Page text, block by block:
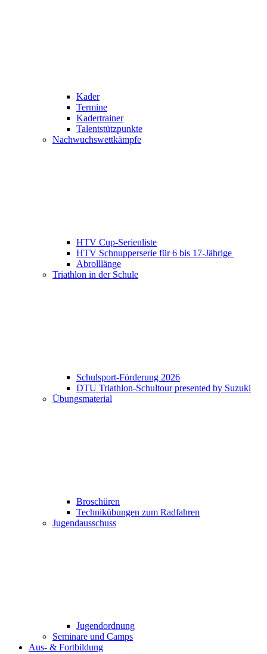
Kader
Termine
Kadertrainer
Talentstützpunkte
Nachwuchswettkämpfe
HTV Cup-Serienliste
HTV Schnupperserie für 6 bis 17-Jährige
Abrolllänge
Triathlon in der Schule
Schulsport-Förderung 2026
DTU Triathlon-Schultour presented by Suzuki
Übungsmaterial
Broschüren
Technikübungen zum Radfahren
Jugendausschuss
Jugendordnung
Seminare und Camps
Aus- & Fortbildung